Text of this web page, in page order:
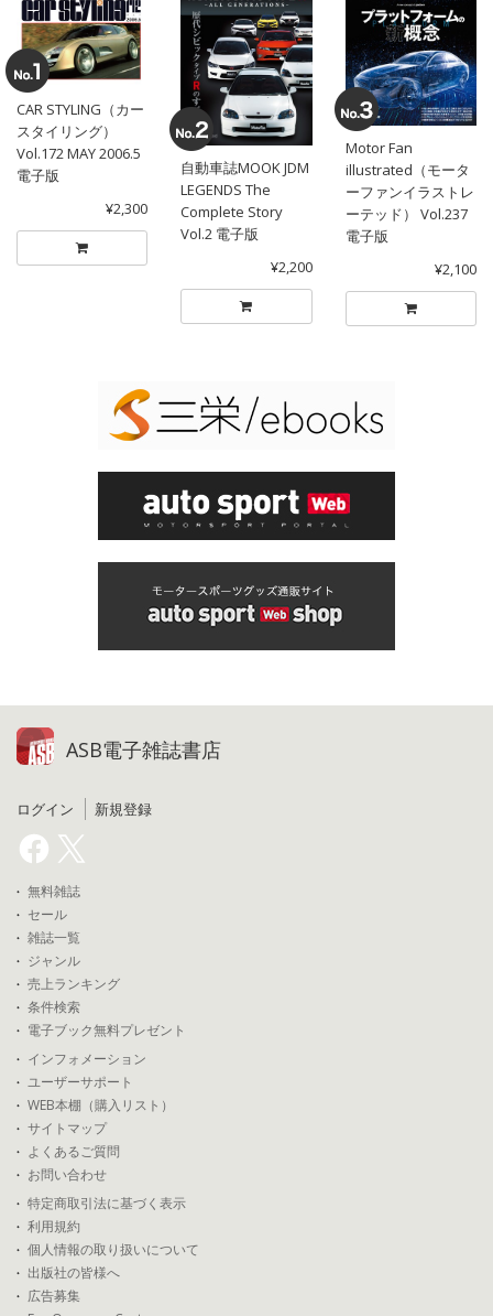
CAR STYLING（カー
スタイリング）
Vol.172 MAY 2006.5
電子版
¥2,300
自動車誌MOOK JDM
LEGENDS The
Complete Story
Vol.2 電子版
¥2,200
Motor Fan
illustrated（モータ
ーファンイラストレ
ーテッド） Vol.237
電子版
¥2,100
ASB電子雑誌書店
ログイン 新規登録
無料雑誌
セール
雑誌一覧
ジャンル
売上ランキング
条件検索
電子ブック無料プレゼント
インフォメーション
ユーザーサポート
WEB本棚（購入リスト）
サイトマップ
よくあるご質問
お問い合わせ
特定商取引法に基づく表示
利用規約
個人情報の取り扱いについて
出版社の皆様へ
広告募集